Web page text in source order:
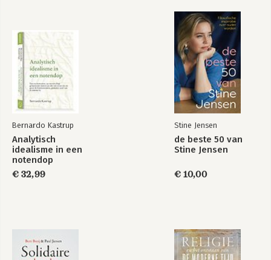
Bernardo Kastrup
Analytisch
idealisme in een
notendop
€ 32,99
Stine Jensen
de beste 50 van
Stine Jensen
€ 10,00